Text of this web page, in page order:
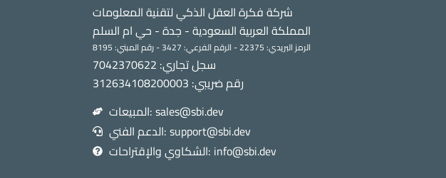
شركة فكرة العقل الذكي لتقنية المعلومات
المملكة العربية السعودية - جدة - حي ام السلم
الرمز البريدي: 22375 - الرقم الفرعي: 3427 - رقم المبني: 8195
سجل تجاري: 7042370622
المبيعات: sales@sbi.dev
الدعم الفني: support@sbi.dev
الشكاوي والإقتراحات: info@sbi.dev